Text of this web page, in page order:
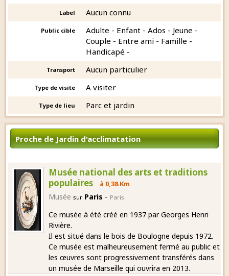
Label Aucun connu
Public cible
Adulte - Enfant - Ados - Jeune -
Couple - Entre ami - Famille -
Handicapé -
Transport Aucun particulier
Type de visite A visiter
Type de lieu Parc et jardin
Proche de Jardin d'acclimatation
Musée national des arts et traditions
populaires
à 0,38 Km
Musée sur Paris - Paris
Ce musée à été créé en 1937 par Georges Henri
Rivière.
Il est situé dans le bois de Boulogne depuis 1972.
Ce musée est malheureusement fermé au public et
les œuvres sont progressivement transférés dans
un musée de Marseille qui ouvrira en 2013.